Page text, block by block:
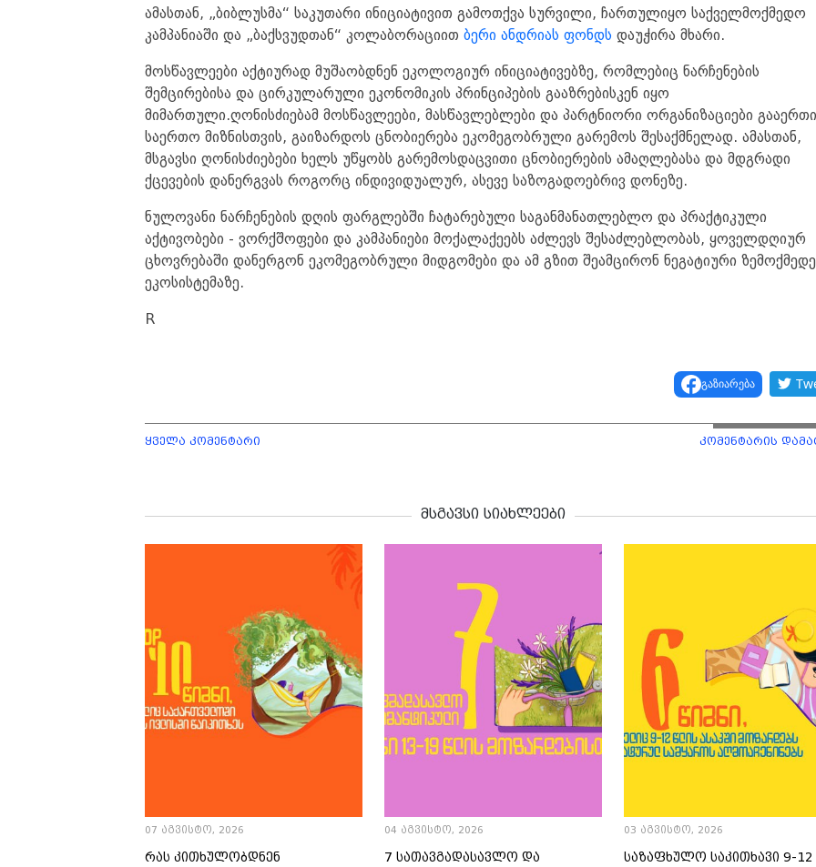
ამასთან, „ბიბლუსმა“ საკუთარი ინიციატივით გამოთქვა სურვილი, ჩართულიყო საქველმოქმედო
კამპანიაში და „ბაქსვუდთან“ კოლაბორაციით ბერი ანდრიას ფონდს დაუჭირა მხარი.
მოსწავლეები აქტიურად მუშაობდნენ ეკოლოგიურ ინიციატივებზე, რომლებიც ნარჩენების
შემცირებისა და ცირკულარული ეკონომიკის პრინციპების გააზრებისკენ იყო
მიმართული.ღონისძიებამ მოსწავლეები, მასწავლებლები და პარტნიორი ორგანიზაციები
საერთო მიზნისთვის, გაიზარდოს ცნობიერება ეკომეგობრული გარემოს შესაქმნელად. ამასთან,
მსგავსი ღონისძიებები ხელს უწყობს გარემოსდაცვითი ცნობიერების ამაღლებასა და მდგრადი
ქცევების დანერგვას როგორც ინდივიდუალურ, ასევე საზოგადოებრივ დონეზე.
ნულოვანი ნარჩენების დღის ფარგლებში ჩატარებული საგანმანათლებლო და პრაქტიკული
აქტივობები - ვორქშოფები და კამპანიები მოქალაქეებს აძლევს შესაძლებლობას, ყოველდღიურ
ცხოვრებაში დანერგონ ეკომეგობრული მიდგომები და ამ გზით შეამცირონ ნეგატიური
ეკოსისტემაზე.
R
გაზიარება
ყველა კომენტარი კომენტარის
მსგავსი სიახლეები
07 აგვისტო, 2026
რას კითხულობდნენ
04 აგვისტო, 2026
7 სათავგადასავლო და
03 აგვისტო, 2026
საზაფხულო საკითხავი 9-12